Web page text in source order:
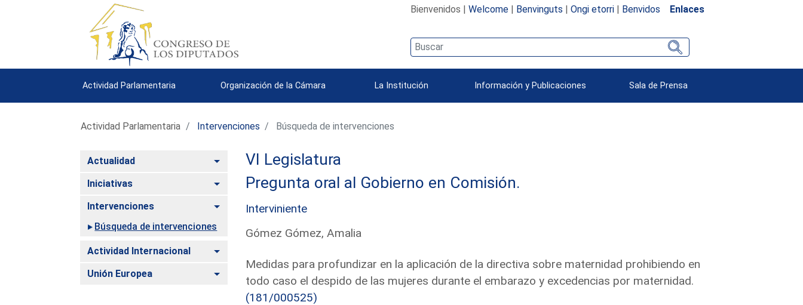
Bienvenidos | Welcome| Benvinguts | Ongi etorri| Benvidos Enlaces
Actividad Parlamentaria Organización de la Cámara La Institución Información y Publicaciones Sala de Prensa
Actividad Parlamentaria Intervenciones Búsqueda de intervenciones
Actualidad Alternar
Iniciativas Alternar
Intervenciones
Alternar
Búsqueda de intervenciones
Actividad Internacional Alternar
Unión Europea Alternar
VI Legislatura
Pregunta oral al Gobierno en Comisión.
Interviniente
Gómez Gómez, Amalia
Medidas para profundizar en la aplicación de la directiva sobre maternidad prohibiendo en
todo caso el despido de las mujeres durante el embarazo y excedencias por maternidad.
(181/000525)